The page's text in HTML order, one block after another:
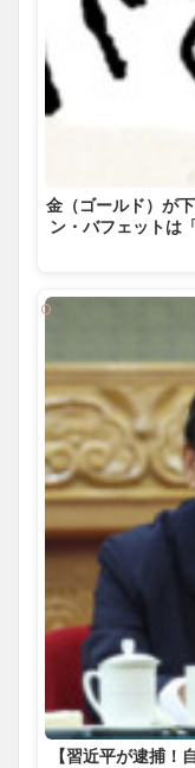
金（ゴールド）が
ン・バフェットは
【習近平が逮捕！